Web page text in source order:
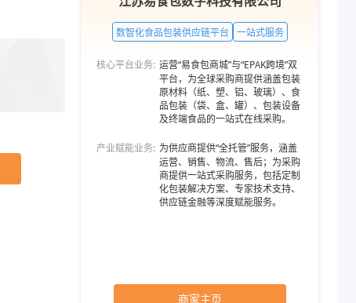
数智化食品包装供应链平台 一站式服务
核心平台业务: 运营“易食包商城”与“EPAK跨境”双
平台，为全球采购商提供涵盖包装
原材料（纸、塑、铝、玻璃）、食
品包装（袋、盒、罐）、包装设备
及终端食品的一站式在线采购。
产业赋能业务: 为供应商提供“全托管”服务，涵盖
运营、销售、物流、售后；为采购
商提供一站式采购服务，包括定制
化包装解决方案、专家技术支持、
供应链金融等深度赋能服务。
商家主页